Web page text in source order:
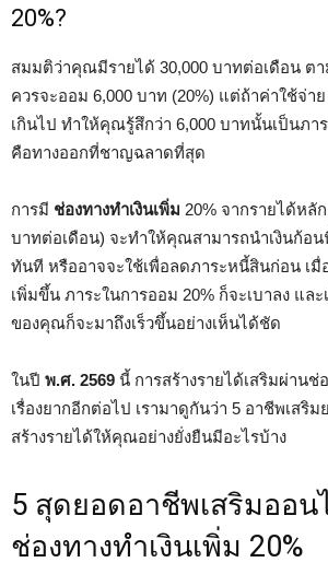
20%?
สมมติว่าคุณมีรายได้ 30,000 บาทต่อเดือน ต
ควรจะออม 6,000 บาท (20%) แต่ถ้าค่าใช้จ่า
เกินไป ทำให้คุณรู้สึกว่า 6,000 บาทนั้นเป็นภา
คือทางออกที่ชาญฉลาดที่สุด
การมี ช่องทางทำเงินเพิ่ม 20% จากรายได้หลั
บาทต่อเดือน) จะทำให้คุณสามารถนำเงินก้อน
ทันที หรืออาจจะใช้เพื่อลดภาระหนี้สินก่อน เ
เพิ่มขึ้น ภาระในการออม 20% ก็จะเบาลง และ
ของคุณก็จะมาถึงเร็วขึ้นอย่างเห็นได้ชัด
ในปี พ.ศ. 2569 นี้ การสร้างรายได้เสริมผ่านช่
เรื่องยากอีกต่อไป เรามาดูกันว่า 5 อาชีพเสริ
สร้างรายได้ให้คุณอย่างยั่งยืนมีอะไรบ้าง
5 สุดยอดอาชีพเสริมออน
ช่องทางทำเงินเพิ่ม 20%